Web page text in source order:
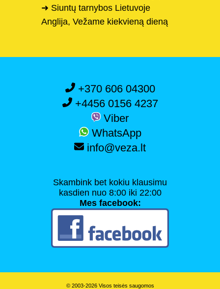
➜ Siuntų tarnybos Lietuvoje
Anglija, Vežame kiekvieną dieną
+370 606 04300
+4456 0156 4237
Viber
WhatsApp
info@veza.lt
Skambink bet kokiu klausimu
kasdien nuo 8:00 iki 22:00
Mes facebook:
© 2003-2026 Visos teisės saugomos